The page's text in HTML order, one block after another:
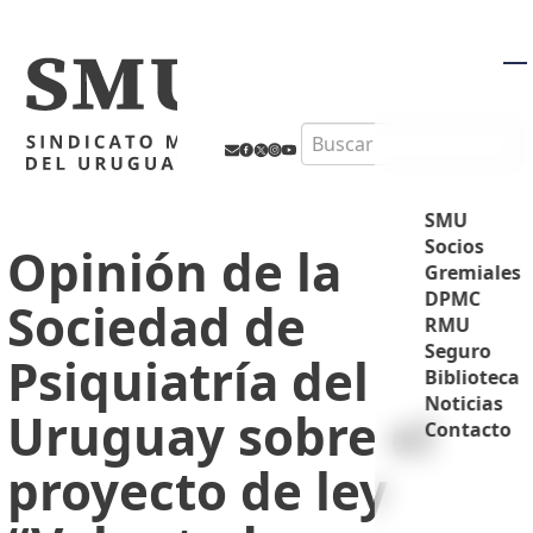
Search
SMU
Socios
Gremiales
DPMC
RMU
Seguro
Biblioteca
Noticias
Contacto
Opinión de la
Sociedad de
Psiquiatría del
Uruguay sobre el
proyecto de ley